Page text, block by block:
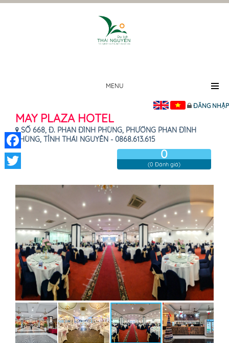
MENU
ĐĂNG NHẬP
MAY PLAZA HOTEL
SỐ 668, Đ. PHAN ĐÌNH PHÙNG, PHƯỜNG PHAN ĐÌNH
PHÙNG, TỈNH THÁI NGUYÊN - 0868.613.615
0
(0 Đánh giá)
Facebook